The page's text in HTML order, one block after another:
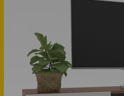
Công trình văn phòng
Công trình nhà ở
Sản phẩm